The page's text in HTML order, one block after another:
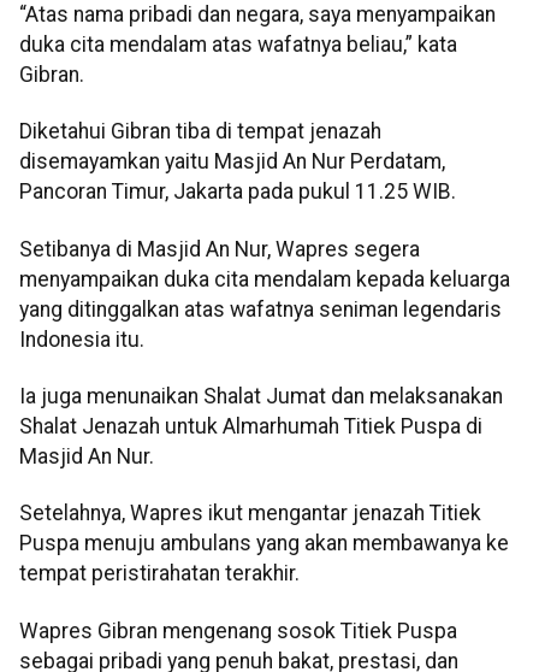
“Atas nama pribadi dan negara, saya menyampaikan
duka cita mendalam atas wafatnya beliau,” kata
Gibran.
Diketahui Gibran tiba di tempat jenazah
disemayamkan yaitu Masjid An Nur Perdatam,
Pancoran Timur, Jakarta pada pukul 11.25 WIB.
Setibanya di Masjid An Nur, Wapres segera
menyampaikan duka cita mendalam kepada keluarga
yang ditinggalkan atas wafatnya seniman legendaris
Indonesia itu.
Ia juga menunaikan Shalat Jumat dan melaksanakan
Shalat Jenazah untuk Almarhumah Titiek Puspa di
Masjid An Nur.
Setelahnya, Wapres ikut mengantar jenazah Titiek
Puspa menuju ambulans yang akan membawanya ke
tempat peristirahatan terakhir.
Wapres Gibran mengenang sosok Titiek Puspa
sebagai pribadi yang penuh bakat, prestasi, dan